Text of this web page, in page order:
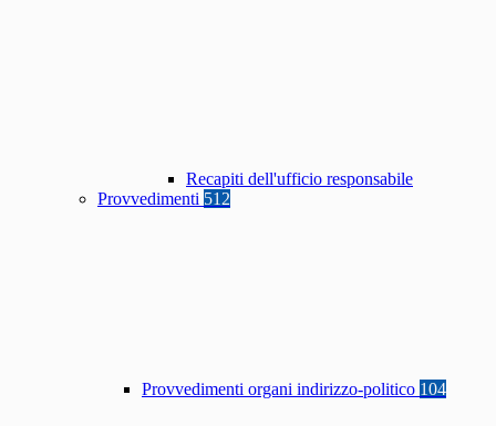
Recapiti dell'ufficio responsabile
Provvedimenti 512
Provvedimenti organi indirizzo-politico 104